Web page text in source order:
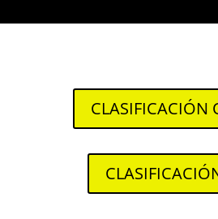
CLASIFICACIÓN